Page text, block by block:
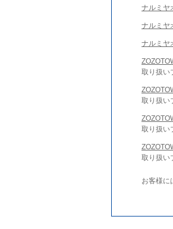
ナルミヤ
ナルミヤ
ナルミヤ
取り扱い
取り扱い
取り扱い
取り扱い
お客様に